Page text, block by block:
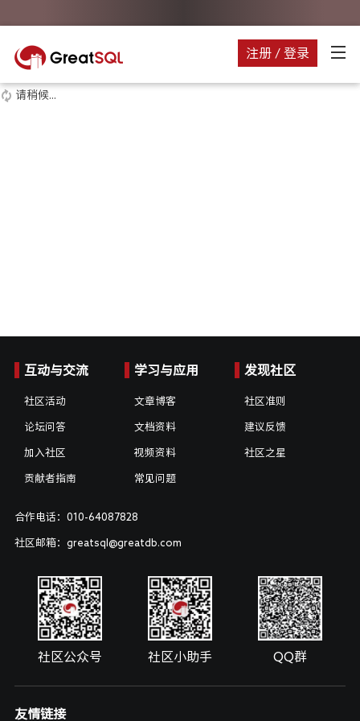
注册 / 登录
请稍候...
互动与交流
社区活动
论坛问答
加入社区
贡献者指南
学习与应用
文章博客
文档资料
视频资料
常见问题
发现社区
社区准则
建议反馈
社区之星
合作电话：010-64087828
社区邮箱：greatsql@greatdb.com
社区公众号 社区小助手 QQ群
友情链接